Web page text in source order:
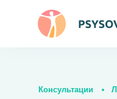
Консультации